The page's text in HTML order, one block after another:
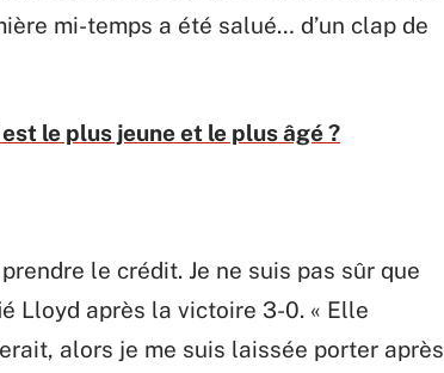
mi-temps a été salué… d’un clap de
le plus jeune et le plus âgé ?
le crédit. Je ne suis pas sûr que
Lloyd après la victoire 3-0. « Elle
alors je me suis laissée porter après